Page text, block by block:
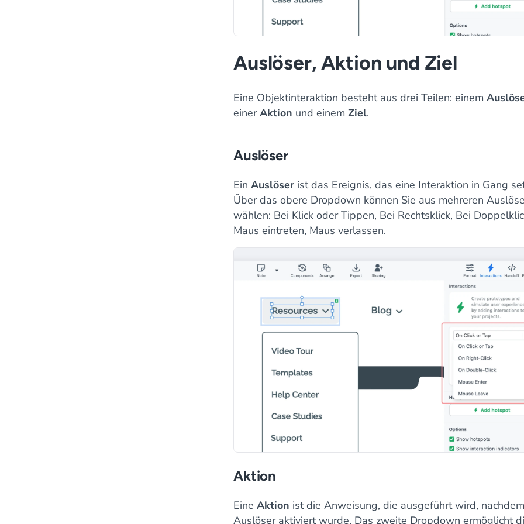
Auslöser, Aktion und Ziel
Eine Objektinteraktion besteht aus drei Teilen: einem
einerAktion und einem Ziel.
Auslöser
Ein Auslöser ist das Ereignis, das eine Interaktion in Gang
Über das obere Dropdown können Sie aus mehreren
wählen: Bei Klick oder Tippen, Bei Rechtsklick, Bei
Maus eintreten, Maus verlassen.
Aktion
Eine Aktion ist die Anweisung, die ausgeführt wird,
Auslöser aktiviert wurde. Das zweite Dropdown ermöglicht